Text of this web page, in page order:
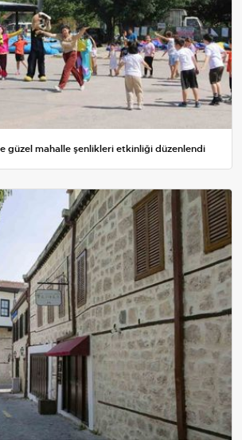
güzel mahalle şenlikleri etkinliği düzenlendi